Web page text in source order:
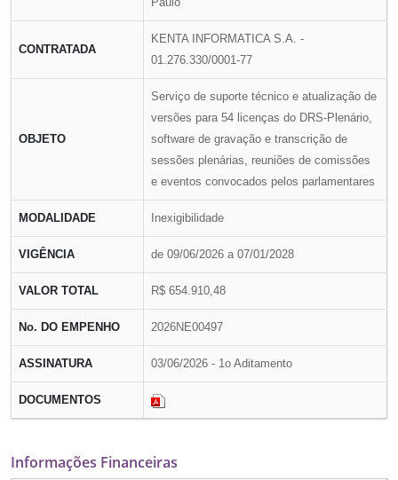
CONTRATADA
KENTA INFORMATICA S.A. -
01.276.330/0001-77
OBJETO
Serviço de suporte técnico e atualização de
versões para 54 licenças do DRS-Plenário,
software de gravação e transcrição de
sessões plenárias, reuniões de comissões
e eventos convocados pelos parlamentares
MODALIDADE Inexigibilidade
VIGÊNCIA de 09/06/2026 a 07/01/2028
VALOR TOTAL R$ 654.910,48
No. DO EMPENHO 2026NE00497
ASSINATURA 03/06/2026 - 1o Aditamento
DOCUMENTOS
Informações Financeiras